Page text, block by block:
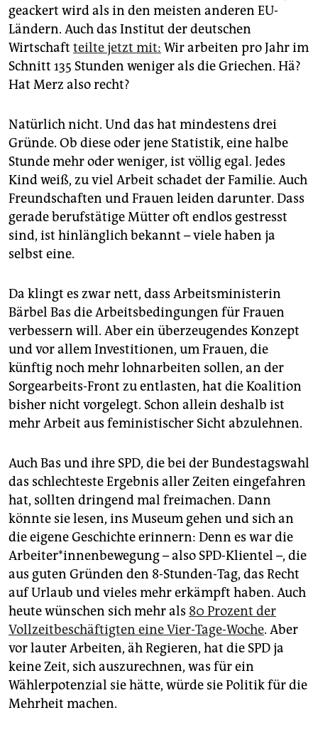
geackert wird als in den meisten anderen EU-
Ländern. Auch das Institut der deutschen
Wirtschaft teilte jetzt mit: Wir arbeiten pro Jahr im
Schnitt 135 Stunden weniger als die Griechen. Hä?
Hat Merz also recht?
Natürlich nicht. Und das hat mindestens drei
Gründe. Ob diese oder jene Statistik, eine halbe
Stunde mehr oder weniger, ist völlig egal. Jedes
Kind weiß, zu viel Arbeit schadet der Familie. Auch
Freundschaften und Frauen leiden darunter. Dass
gerade berufstätige Mütter oft endlos gestresst
sind, ist hinlänglich bekannt – viele haben ja
selbst eine.
Da klingt es zwar nett, dass Arbeitsministerin
Bärbel Bas die Arbeitsbedingungen für Frauen
verbessern will. Aber ein überzeugendes Konzept
und vor allem Investitionen, um Frauen, die
künftig noch mehr lohnarbeiten sollen, an der
Sorgearbeits-Front zu entlasten, hat die Koalition
bisher nicht vorgelegt. Schon allein deshalb ist
mehr Arbeit aus feministischer Sicht abzulehnen.
Auch Bas und ihre SPD, die bei der Bundestagswahl
das schlechteste Ergebnis aller Zeiten eingefahren
hat, sollten dringend mal freimachen. Dann
könnte sie lesen, ins Museum gehen und sich an
die eigene Geschichte erinnern: Denn es war die
Ar­bei­te­r*in­nenbewegung – also SPD-Klientel –, die
aus guten Gründen den 8-Stunden-Tag, das Recht
auf Urlaub und vieles mehr erkämpft haben. Auch
heute wünschen sich mehr als 80 Prozent der
Vollzeitbeschäftigten eine Vier-Tage-Woche. Aber
vor lauter Arbeiten, äh Regieren, hat die SPD ja
keine Zeit, sich auszurechnen, was für ein
Wählerpotenzial sie hätte, würde sie Politik für die
Mehrheit machen.